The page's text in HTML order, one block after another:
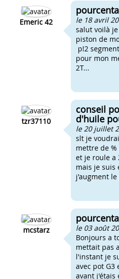
Rodage piston segment 50cc
Rodage roulement vilebrequin
Emeric 42
le 18 avril
salut voilà
piston de
p!2
pour mon
2T...
tzr37110
conseil
d'huile
le 20 juillet
slt je
mettre de
et je roule a
mais je suis
j'augment le
mcstarz
le 03 août
Bonjours a
mettait pas
l'instant je
avec pot G3
avant j'étais